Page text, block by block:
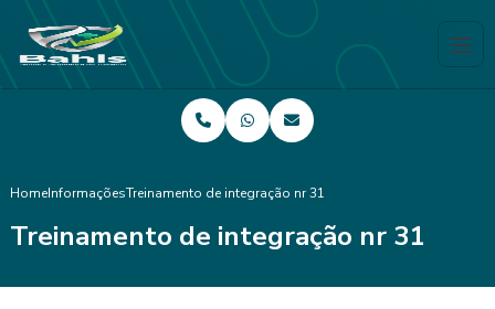
HomeInformaçõesTreinamento de integração nr 31
Treinamento de integração nr 31